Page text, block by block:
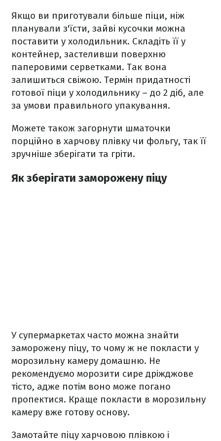
Якщо ви приготували більше піци, ніж
планували з'їсти, зайві кусочки можна
поставити у холодильник. Складіть її у
контейнер, застеливши поверхню
паперовими серветками. Так вона
залишиться свіжою. Термін придатності
готової піци у холодильнику – до 2 діб, але
за умови правильного упакування.
Можете також загорнути шматочки
порційно в харчову плівку чи фольгу, так її
зручніше зберігати та гріти.
Як зберігати заморожену піцу
У супермаркетах часто можна знайти
заморожену піцу, то чому ж не покласти у
морозильну камеру домашню. Не
рекомендуємо морозити сире дріжджове
тісто, адже потім воно може погано
пропектися. Краще покласти в морозильну
камеру вже готову основу.
Замотайте піцу харчовою плівкою і